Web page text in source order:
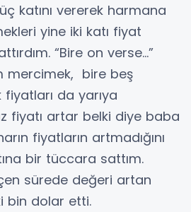
katını vererek harmana
yine iki katı fiyat
“Bire on verse…”
mercimek, bire beş
da yarıya
fiyatı artar belki diye baba
fiyatların artmadığını
bir tüccara sattım.
sürede değeri artan
bin dolar etti.